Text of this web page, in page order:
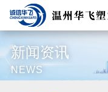
新闻资讯
NEWS